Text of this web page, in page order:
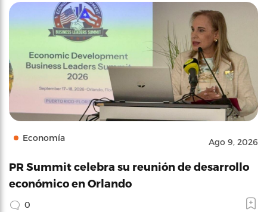
Economía Ago 9, 2026
PR Summit celebra su reunión de desarrollo
económico en Orlando
0